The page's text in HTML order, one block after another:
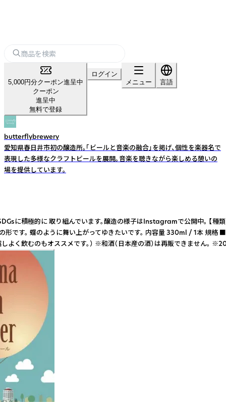
5,000円分クーポン進呈中
クーポン
進呈中
無料で登録
ログイン
メニュー
言語
butterflybrewery
愛知県春日井市初の醸造所。「ビールと音楽の融合」を掲げ、個性を楽器名で
表現した多様なクラフトビールを展開。音楽を聴きながら楽しめる憩いの
場を提供しています。
積極的に 取り組んでいます。醸造の様子はInstagramで公開中。
。 蝶のように舞い上がってゆきたいです。 内容量 330ml / 1本
むのもオススメです。） ※和酒（日本産の酒）は再販できません